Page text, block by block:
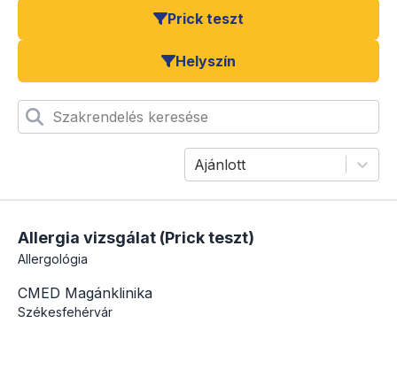
Prick teszt
Helyszín
Szakrendelés keresése
Ajánlott
Allergia vizsgálat (Prick teszt)
Allergológia
CMED Magánklinika
Székesfehérvár